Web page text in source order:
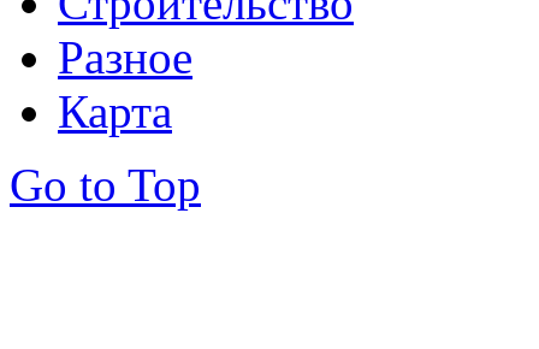
Разное
Карта
Go to Top